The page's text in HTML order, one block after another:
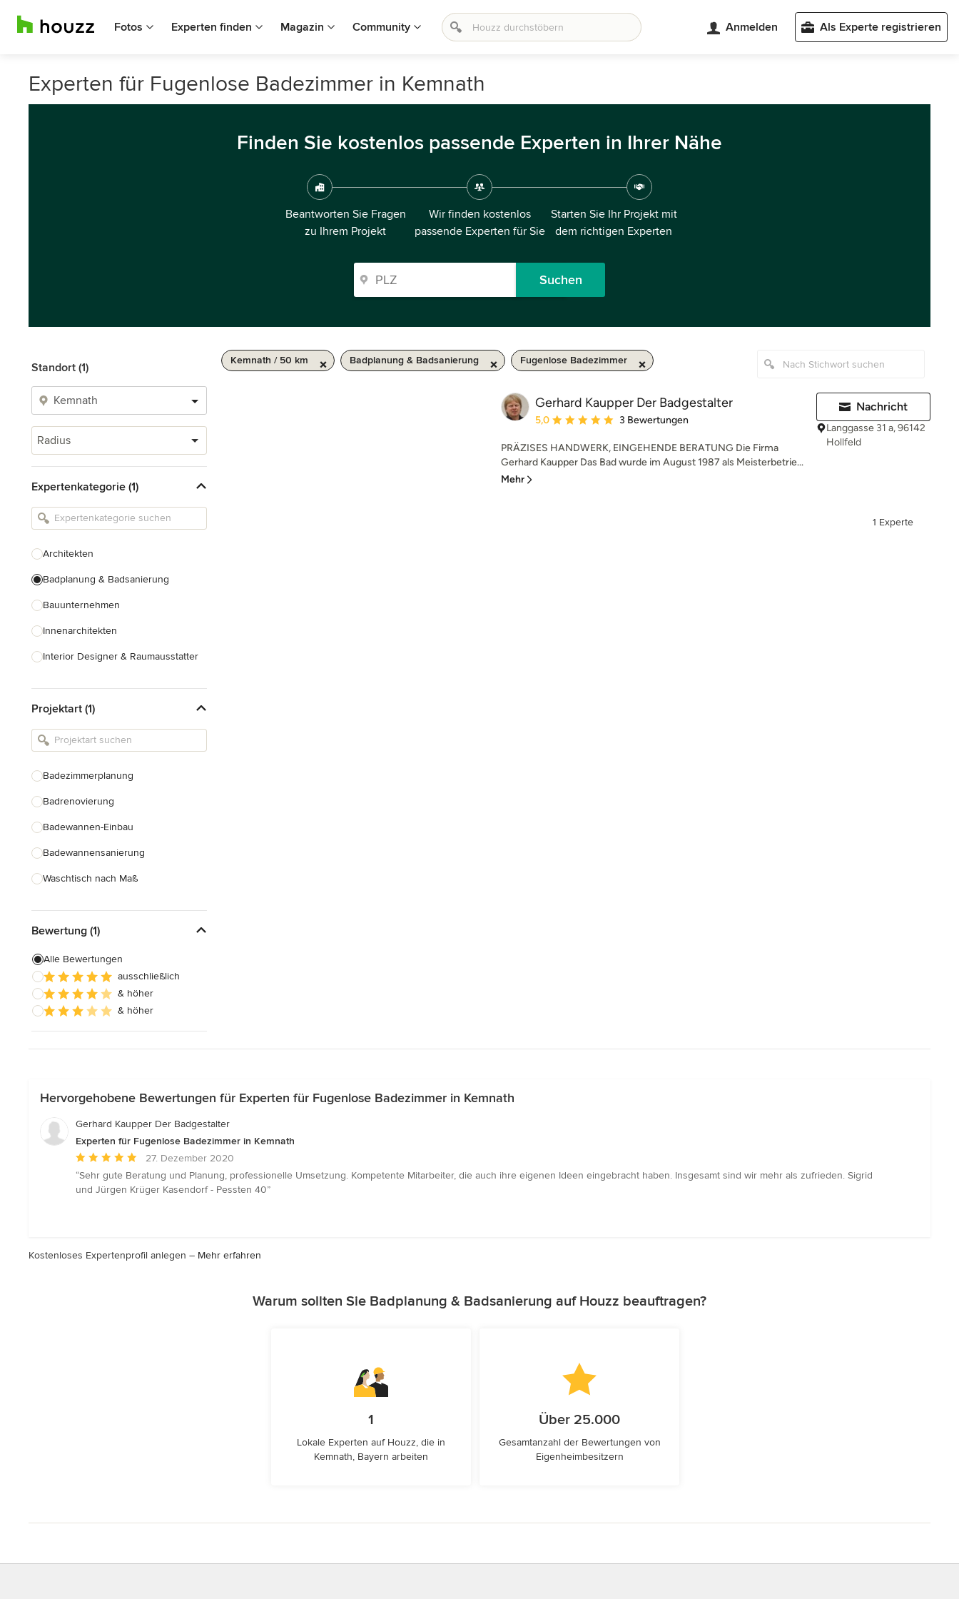
Fotos Experten finden Magazin Community Anmelden Als Experte registrieren
Experten für Fugenlose Badezimmer in Kemnath
Finden Sie kostenlos passende Experten in Ihrer Nähe
Beantworten Sie Fragen
zu Ihrem Projekt
Wir finden kostenlos
passende Experten für Sie
Starten Sie Ihr Projekt mit
dem richtigen Experten
Suchen
Standort (1)
Radius
Expertenkategorie (1)
Architekten
Badplanung & Badsanierung
Bauunternehmen
Innenarchitekten
Interior Designer & Raumausstatter
Landschaftsarchitekten
Armaturen & Sanitärbedarf
Einbauschränke
Projektart (1)
Badezimmerplanung
Badrenovierung
Badewannen-Einbau
Badewannensanierung
Waschtisch nach Maß
Gäste-WC Renovierung
Fugenlose Badezimmer
Badezimmereinbau
Alle anzeigen
Bewertung (1)
Alle Bewertungen
ausschließlich
& höher
& höher
Kemnath / 50 km Badplanung & Badsanierung Fugenlose Badezimmer
Gerhard Kaupper Der Badgestalter
Durchschnittliche Bewertung: 5 von 5 Sternen
5,0 3 Bewertungen
PRÄZISES HANDWERK, EINGEHENDE BERATUNG Die Firma
Gerhard Kaupper Das Bad wurde im August 1987 als Meisterbetrie...
Mehr
Nachricht
Langgasse 31 a, 96142
Hollfeld
1 Experte
Hervorgehobene Bewertungen für Experten für Fugenlose Badezimmer in Kemnath
Gerhard Kaupper Der Badgestalter
Experten für Fugenlose Badezimmer in Kemnath
Durchschnittliche
Bewertung:
5
27. Dezember 2020
“Sehr gute Beratung und Planung, professionelle Umsetzung. Kompetente Mitarbeiter, die auch ihre eigenen Ideen eingebracht haben. Insgesamt sind wir mehr als zufrieden. Sigrid
und Jürgen Krüger Kasendorf - Pessten 40”
Kostenloses Expertenprofil anlegen – Mehr erfahren
Warum sollten Sie Badplanung & Badsanierung auf Houzz beauftragen?
1
Lokale Experten auf Houzz, die in
Kemnath, Bayern arbeiten
Über 25.000
Gesamtanzahl der Bewertungen von
Eigenheimbesitzern